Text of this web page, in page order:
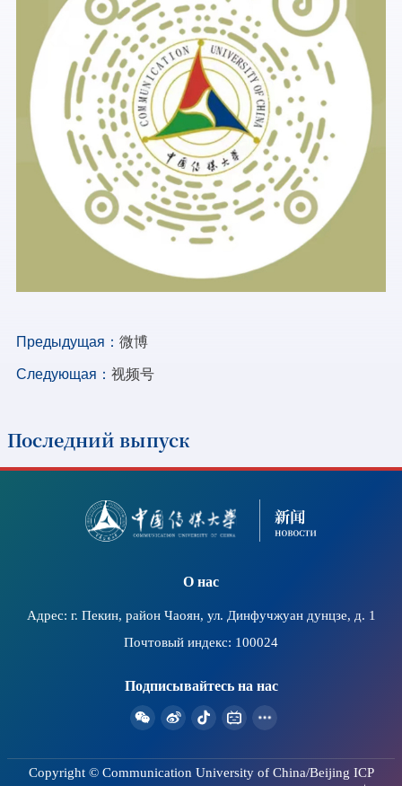
Предыдущая： 微博
Следующая： 视频号
Последний выпуск
2026-07-11
В штаб-квартире ЮНЕСКО прошел организованный
Китайским коммуникационным университетом
распространения информации и защиты культурных
О нас
Адрес: г. Пекин, район Чаоян, ул. Динфучжуан дунцзе, д. 1
Почтовый индекс: 100024
Подписывайтесь на нас
Copyright © Communication University of China/Beijing ICP